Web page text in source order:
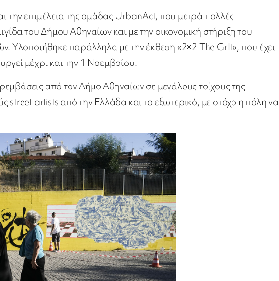
την επιμέλεια της ομάδας UrbanAct, που μετρά πολλές
του Δήμου Αθηναίων και με την οικονομική στήριξη του
Υλοποιήθηκε παράλληλα με την έκθεση «2×2 The GrIt», που έχει
μέχρι και την 1 Νοεμβρίου.
από τον Δήμο Αθηναίων σε μεγάλους τοίχους της
street artists από την Ελλάδα και το εξωτερικό, με στόχο η πόλη να